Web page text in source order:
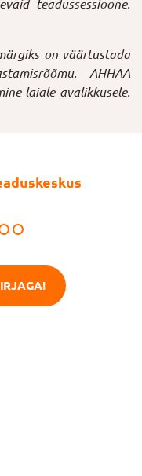
teadussessioone.
on väärtustada
AHHAA
laiale avalikkusele.